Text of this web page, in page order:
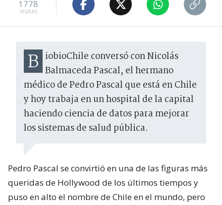
1778
visitas
BiobioChile conversó con Nicolás Balmaceda Pascal, el hermano
médico de Pedro Pascal que está en Chile
y hoy trabaja en un hospital de la capital
haciendo ciencia de datos para mejorar
los sistemas de salud pública.
Pedro Pascal se convirtió en una de las figuras más
queridas de Hollywood de los últimos tiempos y
puso en alto el nombre de Chile en el mundo, pero